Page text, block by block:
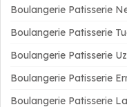
Boulangerie Patisserie
Boulangerie Patisserie
Boulangerie Patisserie
Boulangerie Patisserie
Boulangerie Patisserie